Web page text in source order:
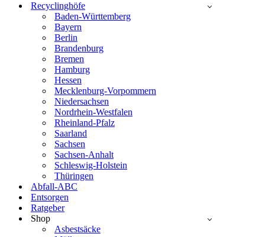
Recyclinghöfe
Baden-Württemberg
Bayern
Berlin
Brandenburg
Bremen
Hamburg
Hessen
Mecklenburg-Vorpommern
Niedersachsen
Nordrhein-Westfalen
Rheinland-Pfalz
Saarland
Sachsen
Sachsen-Anhalt
Schleswig-Holstein
Thüringen
Abfall-ABC
Entsorgen
Ratgeber
Shop
Asbestsäcke